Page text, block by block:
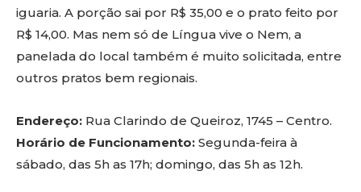
iguaria. A porção sai por R$ 35,00 e o prato feito por
R$ 14,00. Mas nem só de Língua vive o Nem, a
panelada do local também é muito solicitada, entre
outros pratos bem regionais.
Endereço: Rua Clarindo de Queiroz, 1745 – Centro.
Horário de Funcionamento: Segunda-feira à
sábado, das 5h as 17h; domingo, das 5h as 12h.